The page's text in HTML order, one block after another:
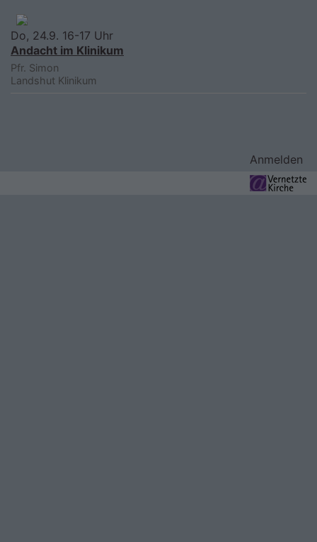
Do, 24.9. 16-17 Uhr
Andacht im Klinikum
Pfr. Simon
Landshut Klinikum
Anmelden